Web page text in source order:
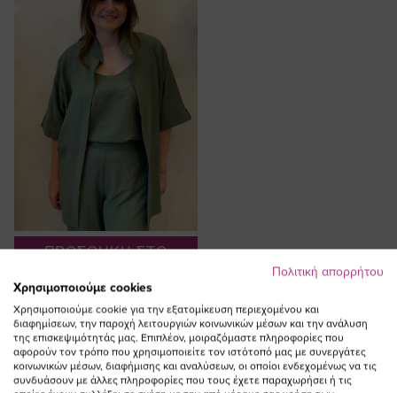
ΠΡΟΣΘΗΚΗ ΣΤΟ
Κιμονό με μαο γιακά σε χακί
χρώμα
(-50%)
Ειδική
Τιμή
34,50 €
69,00 €
Πολιτική απορρήτου
Χρησιμοποιούμε cookies
Χρησιμοποιούμε cookie για την εξατομίκευση περιεχομένου και
διαφημίσεων, την παροχή λειτουργιών κοινωνικών μέσων και την ανάλυση
της επισκεψιμότητάς μας. Επιπλέον, μοιραζόμαστε πληροφορίες που
αφορούν τον τρόπο που χρησιμοποιείτε τον ιστότοπό μας με συνεργάτες
κοινωνικών μέσων, διαφήμισης και αναλύσεων, οι οποίοι ενδεχομένως να τις
συνδυάσουν με άλλες πληροφορίες που τους έχετε παραχωρήσει ή τις